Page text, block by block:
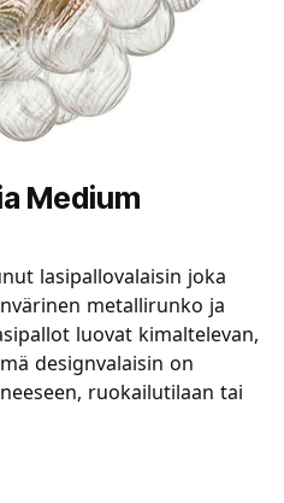
Medium
lasipallovalaisin joka
metallirunko ja
luovat kimaltelevan,
designvalaisin on
ruokailutilaan tai